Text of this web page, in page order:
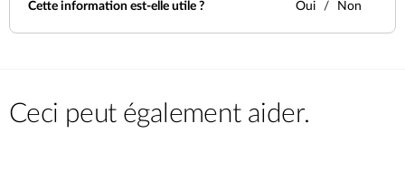
Cette information est-elle utile ? Oui Non
Ceci peut également aider.